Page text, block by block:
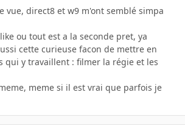
vue, direct8 et w9 m'ont semblé simpa
ou tout est a la seconde pret, ya
cette curieuse facon de mettre en
qui y travaillent : filmer la régie et les
meme si il est vrai que parfois je